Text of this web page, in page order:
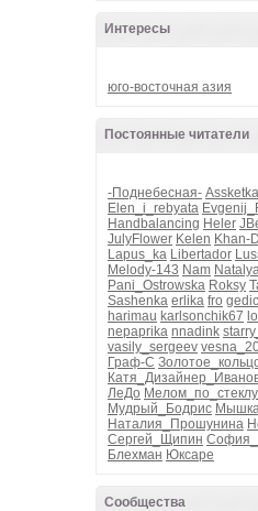
Интересы
юго-восточная азия
Постоянные читатели
-Поднебесная- Assketka
Elen_i_rebyata
Handbalancing Heler
JulyFlower Kelen Khan-
Lapus_ka Libertador
Melody-143 Nam
Pani_Ostrowska Roksy
Sashenka erlika fro
harimau karlsonchik67
nepaprika nnadink
vasily_sergeev
Граф-С
ЛеДо Мелом_по_стеклу
Мудрый_Бодрис
Наталия_Прошунина
Сергей_Щипин
Блехман Юксаре
Сообщества